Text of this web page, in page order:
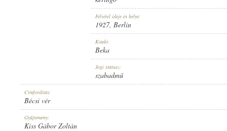
Felvétel ideje és helye:
1927, Berlin
Kiadó:
Beka
Jogi státusz:
szabadmű
Címfordítás:
Bécsi vér
Gyűjtemény:
Kiss Gábor Zoltán